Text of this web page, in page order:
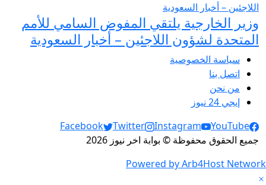
وزير الخارجية يلتقي المفوض السامي للأمم
المتحدة لشؤون اللاجئين – أخبار السعودية
سياسة الخصوصية
اتصل بنا
من نحن
إيجي 24 نيوز
Social Links
Facebook Twitter Instagram
YouTube
جميع الحقوق محفوظة © بوابة اخر نيوز 2026
Powered by Arb4Host Network